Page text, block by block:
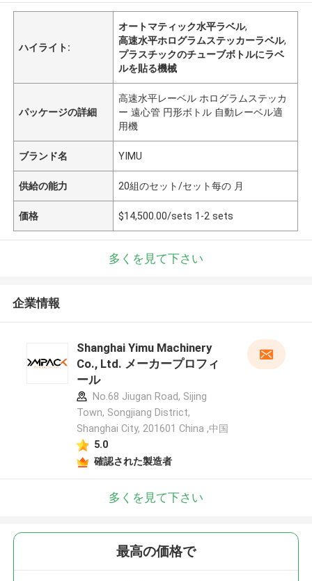
ハイライト:
オートマティック水平ラベル,
高速水平ホログラムステッカーラベル,
プラスチックのチューブボトルにラベ
ルを貼る機械
パッケージの詳細
高速水平レーベル ホログラムステッカ
ー 遠心管 円形ボトル 自動レーベル適
用機
ブランド名 YIMU
供給の能力 20組のセット/セット每の 月
価格 $14,500.00/sets 1-2 sets
多くを見て下さい
企業情報
Shanghai Yimu Machinery
Co., Ltd. メーカープロフィ
ール
No.68 Jiugan Road, Sijing
Town, Songjiang District,
Shanghai City, 201601 China ,中国
5.0
確認された製造者
多くを見て下さい
最高の価格で